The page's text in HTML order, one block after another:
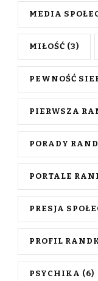
MEDIA
MIŁOŚĆ (3)
PEWNOŚĆ
PIERWSZA
PORADY
PORTALE
PRESJA
PROFIL
PSYCHIKA (6)